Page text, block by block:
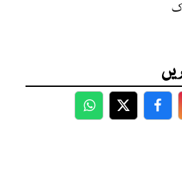
WhatsApp
Twitter